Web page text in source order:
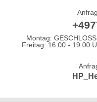
Montag:
Freitag: 16.00 - 19.00